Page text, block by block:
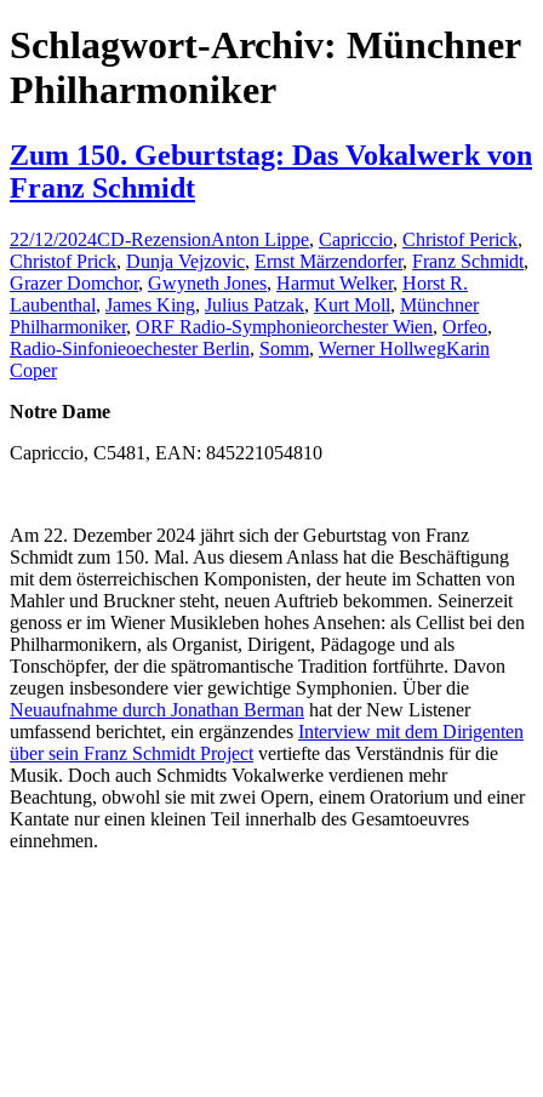
Schlagwort-Archiv: Münchner
Philharmoniker
Zum 150. Geburtstag: Das Vokalwerk von
Franz Schmidt
22/12/2024CD-RezensionAnton Lippe, Capriccio, Christof Perick,
Christof Prick, Dunja Vejzovic, Ernst Märzendorfer, Franz Schmidt,
Grazer Domchor, Gwyneth Jones, Harmut Welker, Horst R.
Laubenthal, James King, Julius Patzak, Kurt Moll, Münchner
Philharmoniker, ORF Radio-Symphonieorchester Wien, Orfeo,
Radio-Sinfonieoechester Berlin, Somm, Werner HollwegKarin
Coper
Notre Dame
Capriccio, C5481, EAN: 845221054810
Am 22. Dezember 2024 jährt sich der Geburtstag von Franz
Schmidt zum 150. Mal. Aus diesem Anlass hat die Beschäftigung
mit dem österreichischen Komponisten, der heute im Schatten von
Mahler und Bruckner steht, neuen Auftrieb bekommen. Seinerzeit
genoss er im Wiener Musikleben hohes Ansehen: als Cellist bei den
Philharmonikern, als Organist, Dirigent, Pädagoge und als
Tonschöpfer, der die spätromantische Tradition fortführte. Davon
zeugen insbesondere vier gewichtige Symphonien. Über die
Neuaufnahme durch Jonathan Berman hat der New Listener
umfassend berichtet, ein ergänzendes Interview mit dem Dirigenten
über sein Franz Schmidt Project vertiefte das Verständnis für die
Musik. Doch auch Schmidts Vokalwerke verdienen mehr
Beachtung, obwohl sie mit zwei Opern, einem Oratorium und einer
Kantate nur einen kleinen Teil innerhalb des Gesamtoeuvres
einnehmen.